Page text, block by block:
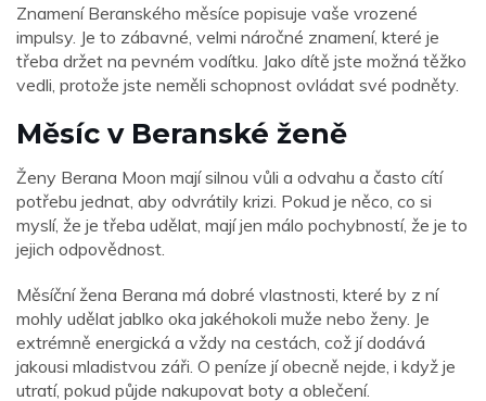
Znamení Beranského měsíce popisuje vaše vrozené
impulsy. Je to zábavné, velmi náročné znamení, které je
třeba držet na pevném vodítku. Jako dítě jste možná těžko
vedli, protože jste neměli schopnost ovládat své podněty.
Měsíc v Beranské ženě
Ženy Berana Moon mají silnou vůli a odvahu a často cítí
potřebu jednat, aby odvrátily krizi. Pokud je něco, co si
myslí, že je třeba udělat, mají jen málo pochybností, že je to
jejich odpovědnost.
Měsíční žena Berana má dobré vlastnosti, které by z ní
mohly udělat jablko oka jakéhokoli muže nebo ženy. Je
extrémně energická a vždy na cestách, což jí dodává
jakousi mladistvou záři. O peníze jí obecně nejde, i když je
utratí, pokud půjde nakupovat boty a oblečení.